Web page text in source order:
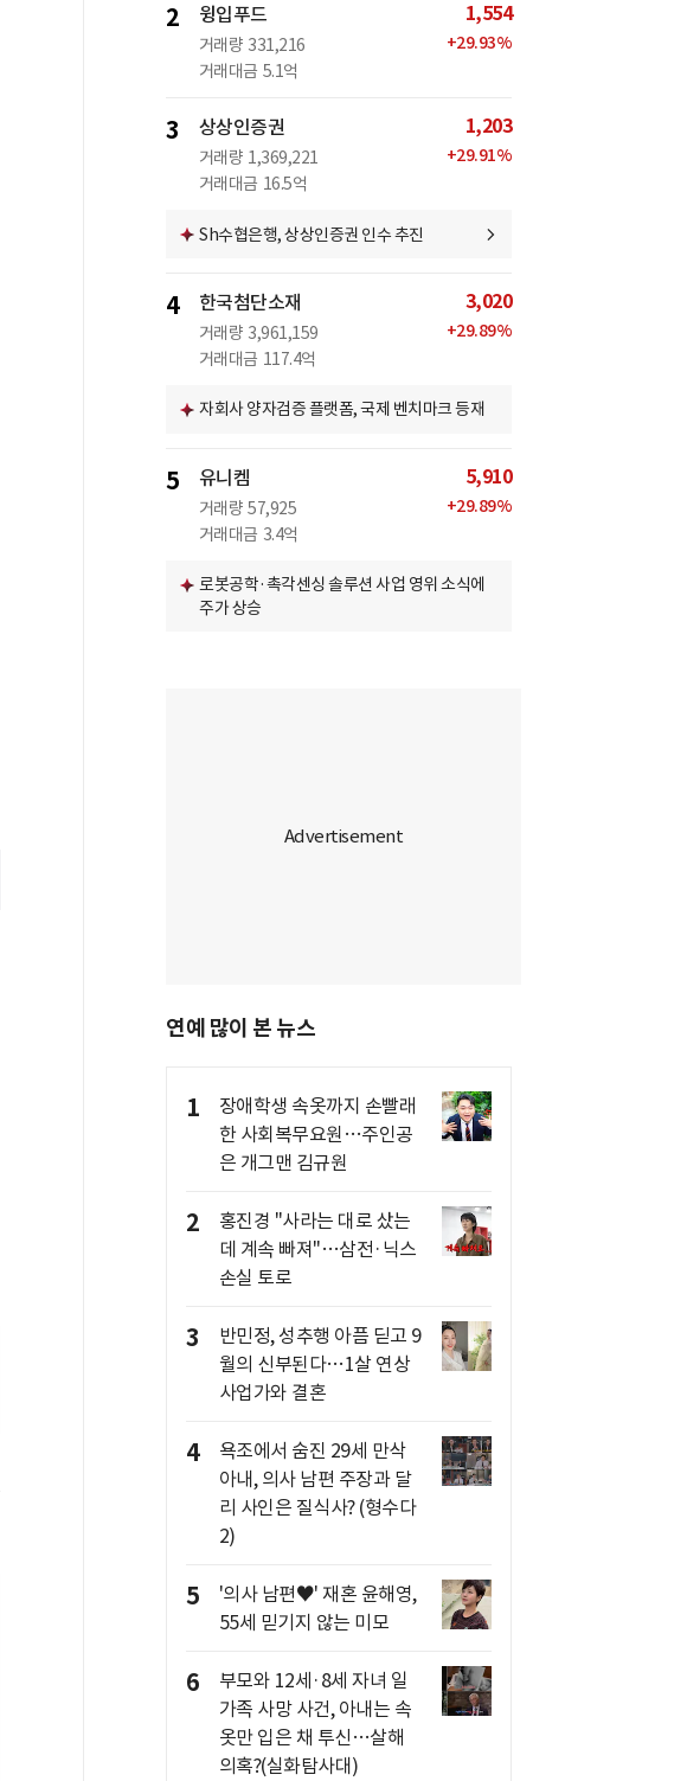
2 윙입푸드
거래량 331,216
거래대금 5.1억
1,554
+29.93%
3 상상인증권
거래량 1,369,221
거래대금 16.5억
1,203
+29.91%
Sh수협은행, 상상인증권 인수 추진
4 한국첨단소재
거래량 3,961,159
거래대금 117.4억
3,020
+29.89%
자회사 양자검증 플랫폼, 국제 벤치마크 등재
5 유니켐
거래량 57,925
거래대금 3.4억
5,910
+29.89%
로봇공학·촉각센싱 솔루션 사업 영위 소식에
주가 상승
연예 많이 본 뉴스
1
장애학생 속옷까지 손빨래
한 사회복무요원…주인공
은 개그맨 김규원
2
홍진경 "사라는 대로 샀는
데 계속 빠져"…삼전·닉스
손실 토로
3
반민정, 성추행 아픔 딛고 9
월의 신부된다…1살 연상
사업가와 결혼
4
욕조에서 숨진 29세 만삭
아내, 의사 남편 주장과 달
리 사인은 질식사? (형수다
2)
5
'의사 남편♥' 재혼 윤해영,
55세 믿기지 않는 미모
6
부모와 12세·8세 자녀 일
가족 사망 사건, 아내는 속
옷만 입은 채 투신…살해
의혹?(실화탐사대)